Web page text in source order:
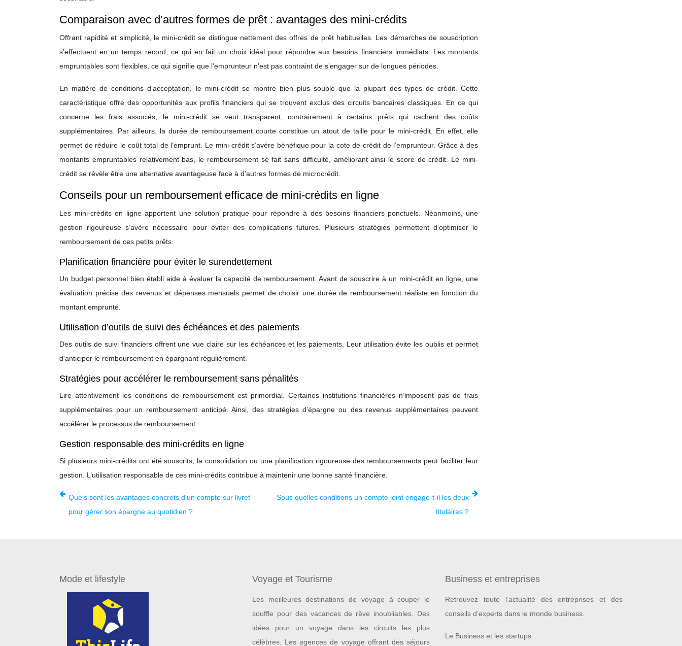
Comparaison avec d’autres formes de prêt : avantages des mini-crédits
Offrant rapidité et simplicité, le mini-crédit se distingue nettement des offres de prêt habituelles. Les démarches de souscription
s’effectuent en un temps record, ce qui en fait un choix idéal pour répondre aux besoins financiers immédiats. Les montants
empruntables sont flexibles, ce qui signifie que l’emprunteur n’est pas contraint de s’engager sur de longues périodes.
En matière de conditions d’acceptation, le mini-crédit se montre bien plus souple que la plupart des types de crédit. Cette
caractéristique offre des opportunités aux profils financiers qui se trouvent exclus des circuits bancaires classiques. En ce qui
concerne les frais associés, le mini-crédit se veut transparent, contrairement à certains prêts qui cachent des coûts
supplémentaires. Par ailleurs, la durée de remboursement courte constitue un atout de taille pour le mini-crédit. En effet, elle
permet de réduire le coût total de l’emprunt. Le mini-crédit s’avère bénéfique pour la cote de crédit de l’emprunteur. Grâce à des
montants empruntables relativement bas, le remboursement se fait sans difficulté, améliorant ainsi le score de crédit. Le mini-
crédit se révèle être une alternative avantageuse face à d’autres formes de microcrédit.
Conseils pour un remboursement efficace de mini-crédits en ligne
Les mini-crédits en ligne apportent une solution pratique pour répondre à des besoins financiers ponctuels. Néanmoins, une
gestion rigoureuse s’avère nécessaire pour éviter des complications futures. Plusieurs stratégies permettent d’optimiser le
remboursement de ces petits prêts.
Planification financière pour éviter le surendettement
Un budget personnel bien établi aide à évaluer la capacité de remboursement. Avant de souscrire à un mini-crédit en ligne, une
évaluation précise des revenus et dépenses mensuels permet de choisir une durée de remboursement réaliste en fonction du
montant emprunté.
Utilisation d’outils de suivi des échéances et des paiements
Des outils de suivi financiers offrent une vue claire sur les échéances et les paiements. Leur utilisation évite les oublis et permet
d’anticiper le remboursement en épargnant régulièrement.
Stratégies pour accélérer le remboursement sans pénalités
Lire attentivement les conditions de remboursement est primordial. Certaines institutions financières n’imposent pas de frais
supplémentaires pour un remboursement anticipé. Ainsi, des stratégies d’épargne ou des revenus supplémentaires peuvent
accélérer le processus de remboursement.
Gestion responsable des mini-crédits en ligne
Si plusieurs mini-crédits ont été souscrits, la consolidation ou une planification rigoureuse des remboursements peut faciliter leur
gestion. L’utilisation responsable de ces mini-crédits contribue à maintenir une bonne santé financière.
Quels sont les avantages concrets d’un compte sur livret
pour gérer son épargne au quotidien ?
Sous quelles conditions un compte joint engage-t-il les deux
titulaires ?
Mode et lifestyle Voyage et Tourisme
Les meilleures destinations de voyage à couper le
souffle pour des vacances de rêve inoubliables. Des
idées pour un voyage dans les circuits les plus
célèbres. Les agences de voyage offrant des séjours
Business et entreprises
Retrouvez toute l’actualité des entreprises et des
conseils d’experts dans le monde business.
Le Business et les startups